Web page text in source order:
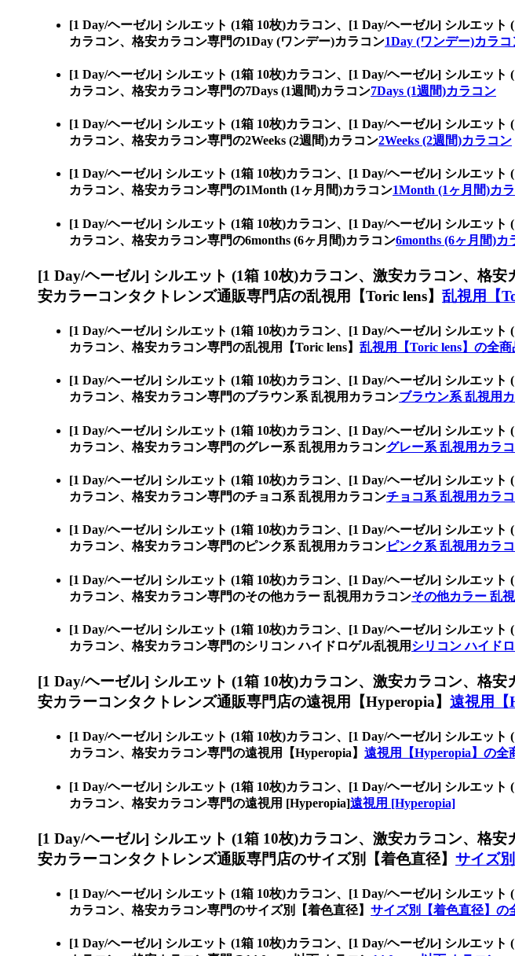
[1 Day/ヘーゼル] シルエット (1箱 10枚)カラコン、 [1 Day/ヘーゼル] シルエット
カラコン、格安カラコン専門の1Day (ワンデー)カラコン1Day (ワンデー)カラコ
[1 Day/ヘーゼル] シルエット (1箱 10枚)カラコン、 [1 Day/ヘーゼル] シルエット
カラコン、格安カラコン専門の7Days (1週間)カラコン7Days (1週間)カラコン
[1 Day/ヘーゼル] シルエット (1箱 10枚)カラコン、 [1 Day/ヘーゼル] シルエット
カラコン、格安カラコン専門の2Weeks (2週間)カラコン2Weeks (2週間)カラコン
[1 Day/ヘーゼル] シルエット (1箱 10枚)カラコン、 [1 Day/ヘーゼル] シルエット
カラコン、格安カラコン専門の1Month (1ヶ月間)カラコン1Month (1ヶ月間)カ
[1 Day/ヘーゼル] シルエット (1箱 10枚)カラコン、 [1 Day/ヘーゼル] シルエット
カラコン、格安カラコン専門の6months (6ヶ月間)カラコン6months (6ヶ月間)カ
[1 Day/ヘーゼル] シルエット (1箱 10枚)カラコン、 激安カラコン、格安
安カラーコンタクトレンズ通販専門店の乱視用【Toric lens】 乱視用【
[1 Day/ヘーゼル] シルエット (1箱 10枚)カラコン、 [1 Day/ヘーゼル] シルエット
カラコン、格安カラコン専門の乱視用【Toric lens】 乱視用【Toric lens】の全商
[1 Day/ヘーゼル] シルエット (1箱 10枚)カラコン、
[1 Day/ヘーゼル] シルエッ
カラコン、格安カラコン専門のブラウン系 乱視用カラコンブラウン系 乱視用
[1 Day/ヘーゼル] シルエット (1箱 10枚)カラコン、 [1 Day/ヘーゼル] シルエット
カラコン、格安カラコン専門のグレー系 乱視用カラコングレー系 乱視用カラ
[1 Day/ヘーゼル] シルエット (1箱 10枚)カラコン、 [1 Day/ヘーゼル] シルエット
カラコン、格安カラコン専門のチョコ系 乱視用カラコンチョコ系 乱視用カラ
[1 Day/ヘーゼル] シルエット (1箱 10枚)カラコン、 [1 Day/ヘーゼル] シルエット
カラコン、格安カラコン専門のピンク系 乱視用カラコンピンク系 乱視用カラ
[1 Day/ヘーゼル] シルエット (1箱 10枚)カラコン、 [1 Day/ヘーゼル] シルエット
カラコン、格安カラコン専門のその他カラー 乱視用カラコンその他カラー 乱
[1 Day/ヘーゼル] シルエット (1箱 10枚)カラコン、 [1 Day/ヘーゼル] シルエット
カラコン、格安カラコン専門のシリコン ハイドロゲル乱視用 シリコン ハイド
[1 Day/ヘーゼル] シルエット (1箱 10枚)カラコン、 激安カラコン、格安
安カラーコンタクトレンズ通販専門店の遠視用【Hyperopia】 遠視用【
[1 Day/ヘーゼル] シルエット (1箱 10枚)カラコン、 [1 Day/ヘーゼル] シルエット
カラコン、格安カラコン専門の遠視用【Hyperopia】 遠視用【Hyperopia】の全
[1 Day/ヘーゼル] シルエット (1箱 10枚)カラコン、 [1 Day/ヘーゼル] シルエット
カラコン、格安カラコン専門の遠視用 [Hyperopia]遠視用 [Hyperopia]
[1 Day/ヘーゼル] シルエット (1箱 10枚)カラコン、 激安カラコン、格安
安カラーコンタクトレンズ通販専門店のサイズ別【着色直径】 サイズ
[1 Day/ヘーゼル] シルエット (1箱 10枚)カラコン、 [1 Day/ヘーゼル] シルエット
カラコン、格安カラコン専門のサイズ別【着色直径】 サイズ別【着色直径】の
[1 Day/ヘーゼル] シルエット (1箱 10枚)カラコン、 [1 Day/ヘーゼル] シルエット